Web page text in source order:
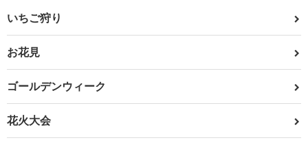
いちご狩り
お花見
ゴールデンウィーク
花火大会